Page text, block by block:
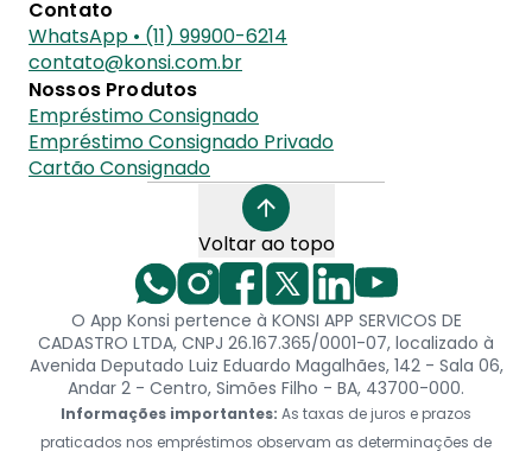
Contato
WhatsApp • (11) 99900-6214
contato@konsi.com.br
Nossos Produtos
Empréstimo Consignado
Empréstimo Consignado Privado
Cartão Consignado
Voltar ao topo
O App Konsi pertence à KONSI APP SERVICOS DE
CADASTRO LTDA, CNPJ 26.167.365/0001-07, localizado à
Avenida Deputado Luiz Eduardo Magalhães, 142 - Sala 06,
Andar 2 - Centro, Simões Filho - BA, 43700-000.
Informações importantes: As taxas de juros e prazos
praticados nos empréstimos observam as determinações de